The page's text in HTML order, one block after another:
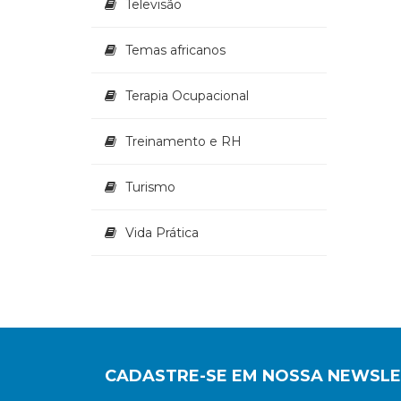
Televisão
Temas africanos
Terapia Ocupacional
Treinamento e RH
Turismo
Vida Prática
CADASTRE-SE EM NOSSA